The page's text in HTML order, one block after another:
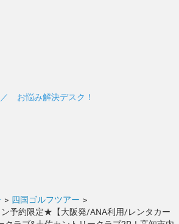
お悩み解決デスク！
> 四国ゴルフツアー >
予約限定★【大阪発/ANA利用/レンタカー